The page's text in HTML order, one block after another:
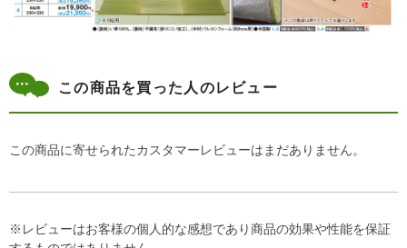
この商品を買った人のレビュー
この商品に寄せられたカスタマーレビューはまだありません。
※レビューはお客様の個人的な感想であり商品の効果や性能を保証